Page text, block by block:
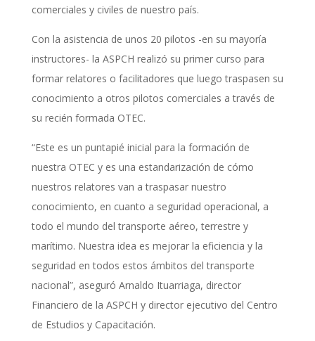
comerciales y civiles de nuestro país.
Con la asistencia de unos 20 pilotos -en su mayoría
instructores- la ASPCH realizó su primer curso para
formar relatores o facilitadores que luego traspasen su
conocimiento a otros pilotos comerciales a través de
su recién formada OTEC.
“Este es un puntapié inicial para la formación de
nuestra OTEC y es una estandarización de cómo
nuestros relatores van a traspasar nuestro
conocimiento, en cuanto a seguridad operacional, a
todo el mundo del transporte aéreo, terrestre y
marítimo. Nuestra idea es mejorar la eficiencia y la
seguridad en todos estos ámbitos del transporte
nacional”, aseguró Arnaldo Ituarriaga, director
Financiero de la ASPCH y director ejecutivo del Centro
de Estudios y Capacitación.